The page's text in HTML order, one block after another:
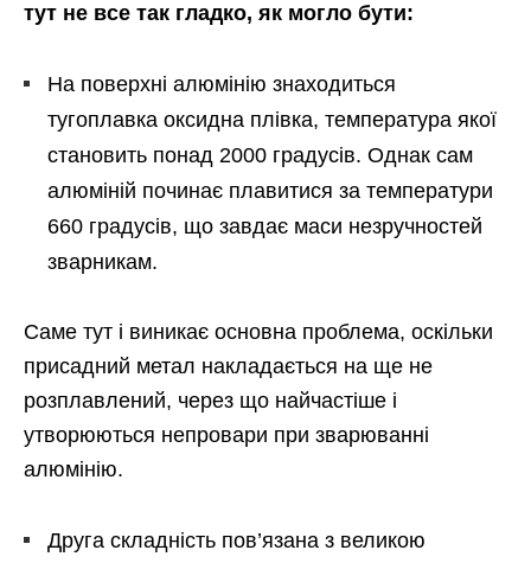
тут не все так гладко, як могло бути:
На поверхні алюмінію знаходиться
тугоплавка оксидна плівка, температура якої
становить понад 2000 градусів. Однак сам
алюміній починає плавитися за температури
660 градусів, що завдає маси незручностей
зварникам.
Саме тут і виникає основна проблема, оскільки
присадний метал накладається на ще не
розплавлений, через що найчастіше і
утворюються непровари при зварюванні
алюмінію.
Друга складність пов’язана з великою